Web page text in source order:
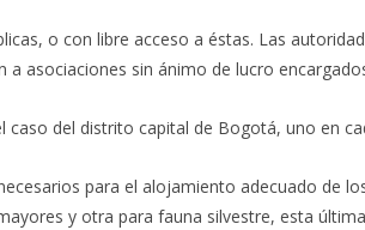
o con libre acceso a éstas. Las
asociaciones sin ánimo de lucro
del distrito capital de Bogotá, uno en
para el alojamiento adecuado de
y otra para fauna silvestre, esta